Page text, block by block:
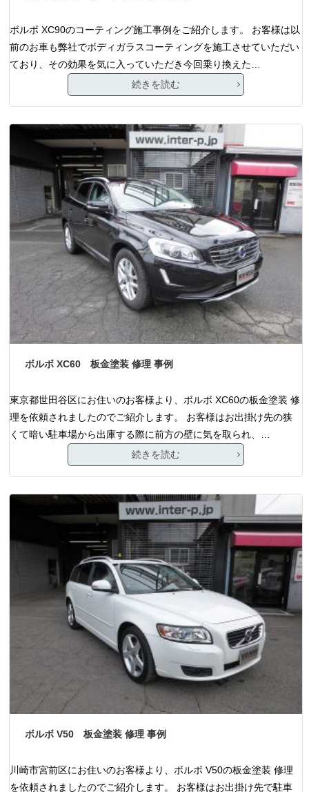
ボルボ XC90のコーティング施工事例をご紹介します。 お客様は以
前のお車も弊社でボディガラスコーティングを施工させていただい
ており、その効果を気に入っていただき今回乗り換えた…
続きを読む
ボルボ XC60 板金塗装 修理 事例
東京都世田谷区にお住いのお客様より、ボルボ XC60の板金塗装 修
理を依頼されましたのでご紹介します。 お客様はお出掛け先の狭
くて暗い駐車場から出庫する際に前方の壁に気を取られ、…
続きを読む
ボルボ V50 板金塗装 修理 事例
川崎市宮前区にお住いのお客様より、ボルボ V50の板金塗装 修理
を依頼されましたのでご紹介します。 お客様はお出掛け先で駐車